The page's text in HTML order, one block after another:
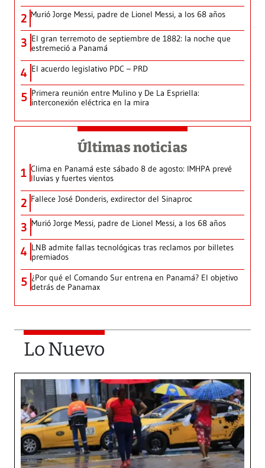
2 Murió Jorge Messi, padre de Lionel Messi, a los 68 años
3 El gran terremoto de septiembre de 1882: la noche que
estremeció a Panamá
4 El acuerdo legislativo PDC – PRD
5 Primera reunión entre Mulino y De La Espriella:
interconexión eléctrica en la mira
Últimas noticias
1 Clima en Panamá este sábado 8 de agosto: IMHPA prevé
lluvias y fuertes vientos
2 Fallece José Donderis, exdirector del Sinaproc
3 Murió Jorge Messi, padre de Lionel Messi, a los 68 años
4 LNB admite fallas tecnológicas tras reclamos por billetes
premiados
5 ¿Por qué el Comando Sur entrena en Panamá? El objetivo
detrás de Panamax
Lo Nuevo